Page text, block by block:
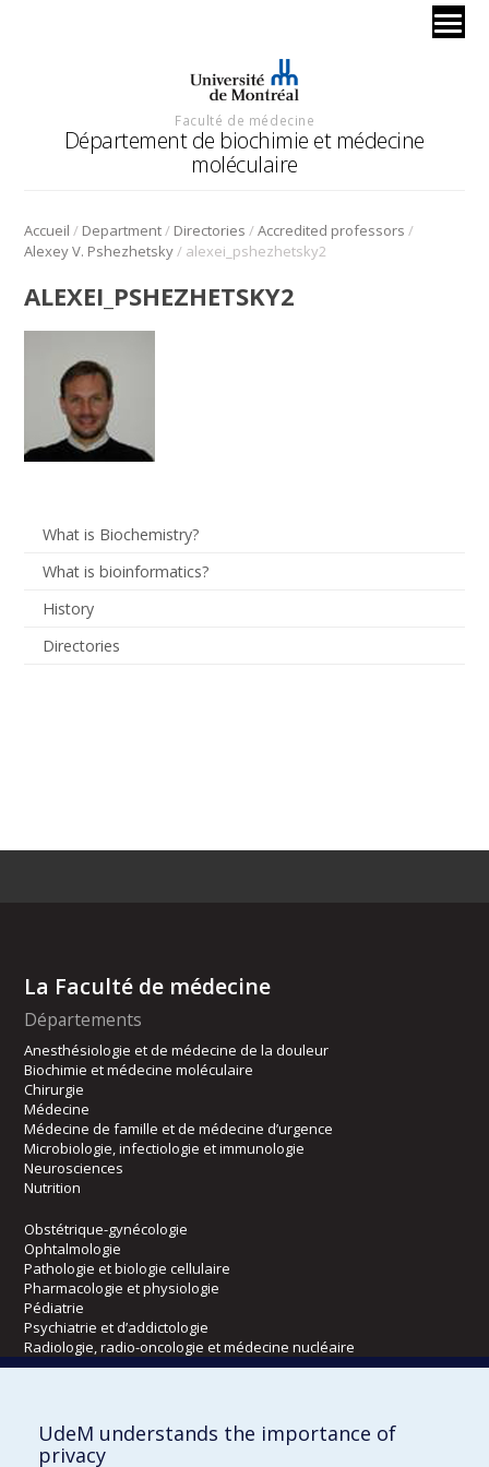
Faculté de médecine
Département de biochimie et médecine
moléculaire
Accueil / Department/ Directories /Accredited professors /
Alexey V. Pshezhetsky/ alexei_pshezhetsky2
What is Biochemistry?
What is bioinformatics?
History
Directories
ALEXEI_PSHEZHETSKY2
La Faculté de médecine
Départements
Anesthésiologie et de médecine de la douleur
Biochimie et médecine moléculaire
Chirurgie
Médecine
Médecine de famille et de médecine d’urgence
Microbiologie, infectiologie et immunologie
Neurosciences
Nutrition
Obstétrique-gynécologie
Ophtalmologie
Pathologie et biologie cellulaire
Pharmacologie et physiologie
Pédiatrie
Psychiatrie et d’addictologie
Radiologie, radio-oncologie et médecine nucléaire
Écoles
Kinésiologie et des sciences de l’activité physique
UdeM understands the importance of
privacy